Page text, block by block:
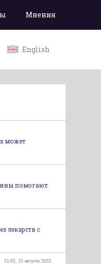
Мнения
English
может
помогают
лекарств с
15:02, 25 августа 2023